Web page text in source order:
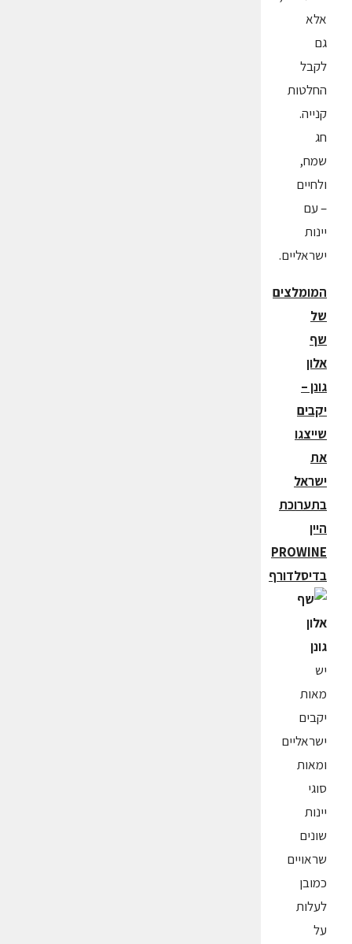
אלא
גם
לקבל
החלטות
קנייה.
חג
שמח,
ולחיים
– עם
יינות
ישראליים.
המומלצים
של
שף
אלון
גונן –
יקבים
שייצגו
את
ישראל
בתערוכת
היין
PROWINE
בדיסלדורף
יש
מאות
יקבים
ישראליים
ומאות
סוגי
יינות
שונים
שראויים
כמובן
לעלות
על